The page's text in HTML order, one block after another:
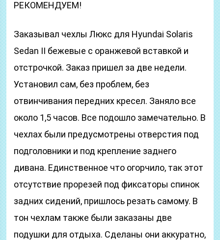
РЕКОМЕНДУЕМ!
Заказывал чехлы Люкс для Hyundai Solaris
Sedan II бежевые с оранжевой вставкой и
отстрочкой. Заказ пришел за две недели.
Установил сам, без проблем, без
отвинчивания передних кресел. Заняло все
около 1,5 часов. Все подошло замечательно. В
чехлах были предусмотрены отверстия под
подголовники и под крепление заднего
дивана. Единственное что огорчило, так этот
отсутствие прорезей под фиксаторы спинок
задних сидений, пришлось резать самому. В
тон чехлам также были заказаны две
подушки для отдыха. Сделаны они аккуратно,